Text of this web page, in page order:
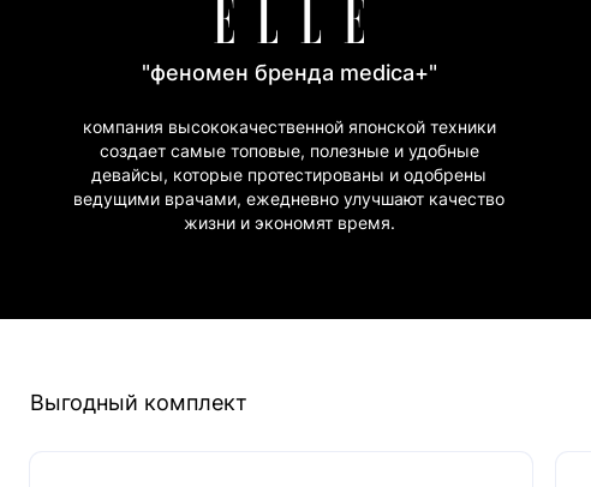
"феномен бренда medica+"
компания высококачественной японской техники
создает самые топовые, полезные и удобные
девайсы, которые протестированы и одобрены
ведущими врачами, ежедневно улучшают качество
жизни и экономят время.
Выгодный комплект